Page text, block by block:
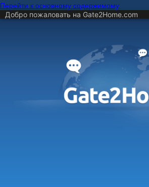
Перейти к основному содержимому
Добро пожаловать на Gate2Home.com